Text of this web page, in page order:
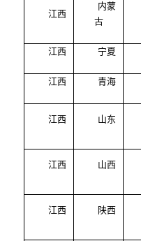
江西
内蒙
古
江西 宁夏
江西 青海
江西 山东
江西 山西
江西 陕西